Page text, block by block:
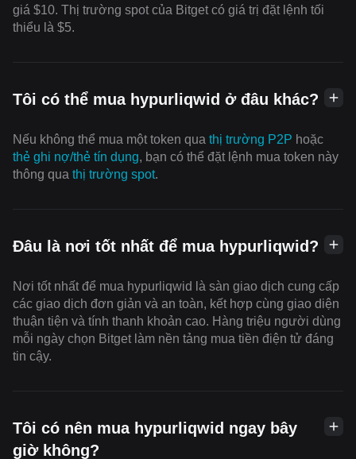
giá $10. Thị trường spot của Bitget có giá trị đặt lệnh tối
thiểu là $5.
Tôi có thể mua hypurliqwid ở đâu khác?
Nếu không thể mua một token qua thị trường P2P hoặc
thẻ ghi nợ/thẻ tín dụng, bạn có thể đặt lệnh mua token này
thông qua thị trường spot.
Đâu là nơi tốt nhất để mua hypurliqwid?
Nơi tốt nhất để mua hypurliqwid là sàn giao dịch cung cấp
các giao dịch đơn giản và an toàn, kết hợp cùng giao diện
thuận tiện và tính thanh khoản cao. Hàng triệu người dùng
mỗi ngày chọn Bitget làm nền tảng mua tiền điện tử đáng
tin cậy.
Tôi có nên mua hypurliqwid ngay bây
giờ không?